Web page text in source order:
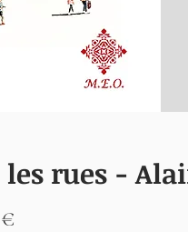
les rues -
Prix